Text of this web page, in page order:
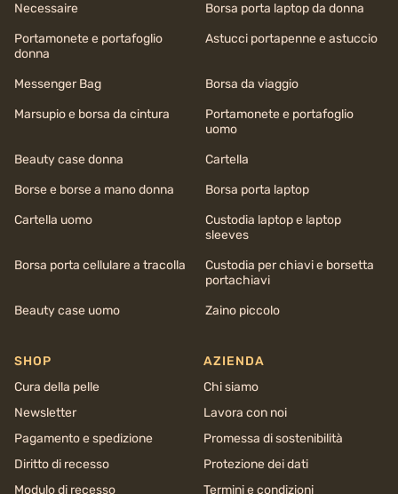
Necessaire
Borsa porta laptop da donna
Portamonete e portafoglio
donna
Astucci portapenne e astuccio
Messenger Bag
Borsa da viaggio
Marsupio e borsa da cintura
Portamonete e portafoglio
uomo
Beauty case donna
Cartella
Borse e borse a mano donna
Borsa porta laptop
Cartella uomo
Custodia laptop e laptop
sleeves
Borsa porta cellulare a tracolla
Custodia per chiavi e borsetta
portachiavi
Beauty case uomo
Zaino piccolo
SHOP
Cura della pelle
Newsletter
Pagamento e spedizione
Diritto di recesso
Modulo di recesso
AZIENDA
Chi siamo
Lavora con noi
Promessa di sostenibilità
Protezione dei dati
Termini e condizioni